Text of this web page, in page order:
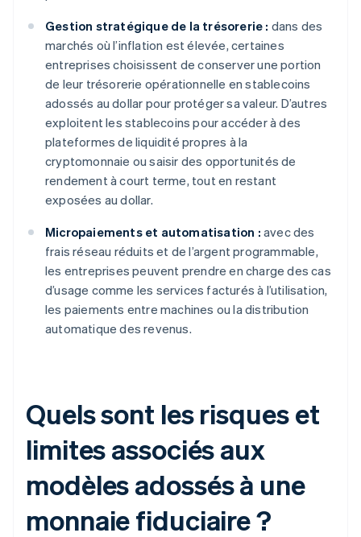
Gestion stratégique de la trésorerie : dans des
marchés où l’inflation est élevée, certaines
entreprises choisissent de conserver une portion
de leur trésorerie opérationnelle en stablecoins
adossés au dollar pour protéger sa valeur. D’autres
exploitent les stablecoins pour accéder à des
plateformes de liquidité propres à la
cryptomonnaie ou saisir des opportunités de
rendement à court terme, tout en restant
exposées au dollar.
Micropaiements et automatisation : avec des
frais réseau réduits et de l’argent programmable,
les entreprises peuvent prendre en charge des cas
d’usage comme les services facturés à l’utilisation,
les paiements entre machines ou la distribution
automatique des revenus.
Quels sont les risques et
limites associés aux
modèles adossés à une
monnaie fiduciaire ?